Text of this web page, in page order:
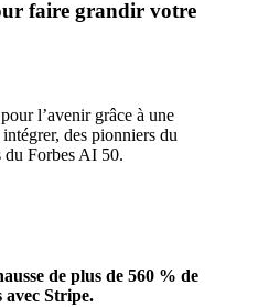
faire grandir votre
l’avenir grâce à une
des pionniers du
du Forbes AI 50.
de plus de 560 % de
avec Stripe.